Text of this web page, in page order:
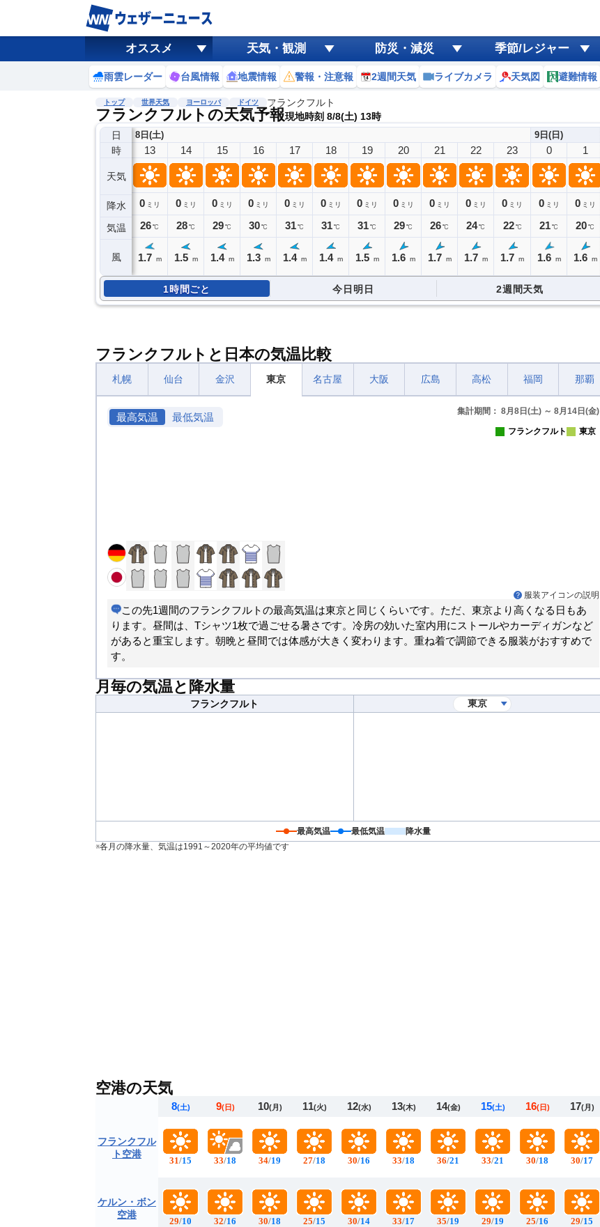
オススメ 天気・観測 防災・減災 季節/レジャー
雨雲レーダー 台風情報 地震情報 警報・注意報 2週間天気 ライブカメラ 天気図 避難情報
トップ 世界天気 ヨーロッパ ドイツ フランクフルト
フランクフルトの天気予報現地時刻 8/8(土) 13時
日
時
天気
降水
気温
風
8日(土)
13
0 ミリ
26℃
1.7 m
14
0 ミリ
28℃
1.5 m
15
0 ミリ
29℃
1.4 m
16
0 ミリ
30℃
1.3 m
17
0 ミリ
31℃
1.4 m
18
0 ミリ
31℃
1.4 m
19
0 ミリ
31℃
1.5 m
20
0 ミリ
29℃
1.6 m
21
0 ミリ
26℃
1.7 m
22
0 ミリ
24℃
1.7 m
23
0 ミリ
22 ℃
1.7 m
9日(日)
0
0 ミリ
21℃
1.6 m
1
0 ミリ
20℃
1.6 m
1時間ごと 今日明日 2週間天気
フランクフルトと日本の気温比較
札幌 仙台 金沢 東京 名古屋 大阪 広島 高松 福岡 那覇
最高気温 最低気温
集計期間： 8月8日(土) ～ 8月14日(金)
フランクフルト 東京
服装アイコンの説明
この先1週間のフランクフルトの最高気温は東京と同じくらいです。ただ、東京より高くなる日もあ
ります。昼間は、Tシャツ1枚で過ごせる暑さです。冷房の効いた室内用にストールやカーディガンなど
があると重宝します。朝晩と昼間では体感が大きく変わります。重ね着で調節できる服装がおすすめで
す。
月毎の気温と降水量
フランクフルト
最高気温 最低気温
降水量
※各月の降水量、気温は1991～2020年の平均値です
空港の天気
フランクフル
ト空港
ケルン・ボン
空港
8(土)
31/15
29/10
9(日)
33/18
32/16
10(月)
34/19
30/18
11(火)
27/18
25/15
12(水)
30/16
30/14
13(木)
33/18
33/17
14(金)
36/21
35/19
15(土)
33/21
29/19
16(日)
30/18
25/16
17(月)
30/17
29/15